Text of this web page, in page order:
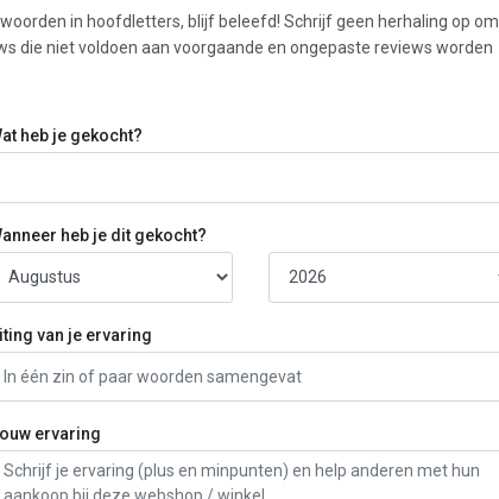
in hoofdletters, blijf beleefd! Schrijf geen herhaling op om
die niet voldoen aan voorgaande en ongepaste reviews worden
heb je gekocht?
heb je dit gekocht?
van je ervaring
ervaring